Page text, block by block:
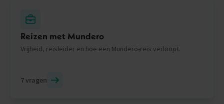
Reizen met Mundero
Vrijheid, reisleider en hoe een Mundero-reis verloopt.
7 vragen